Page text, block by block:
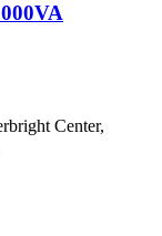
Center,